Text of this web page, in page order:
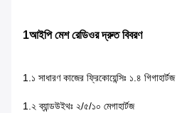
1আইপি মেশ রেডিওর দ্রুত বিবরণ
1.১ সাধারণ কাজের ফ্রিকোয়েন্সিঃ ১.৪ গিগাহার্টজ
1.২ ব্যান্ডউইথঃ ২/৫/১০ মেগাহার্টজ